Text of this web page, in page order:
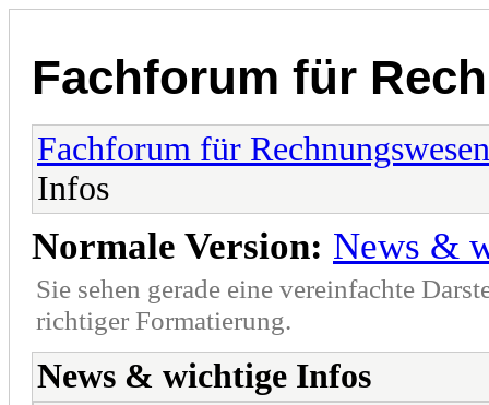
Fachforum für
Fachforum für Rechnungswesen
Infos
Normale Version: News &
Sie sehen gerade eine vereinfachte
richtiger Formatierung.
News & wichtige Infos